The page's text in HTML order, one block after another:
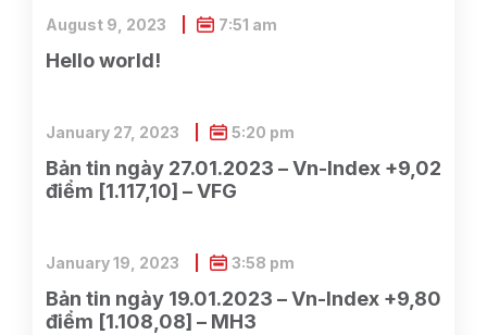
Hello world!
August 9, 2023 7:51 am
Bản tin ngày 27.01.2023 – Vn-Index +9,02
điểm [1.117,10] – VFG
January 27, 2023 5:20 pm
Bản tin ngày 19.01.2023 – Vn-Index +9,80
điểm [1.108,08] – MH3
January 19, 2023 3:58 pm